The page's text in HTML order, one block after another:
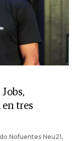
tres
Nofuentes Neu21,